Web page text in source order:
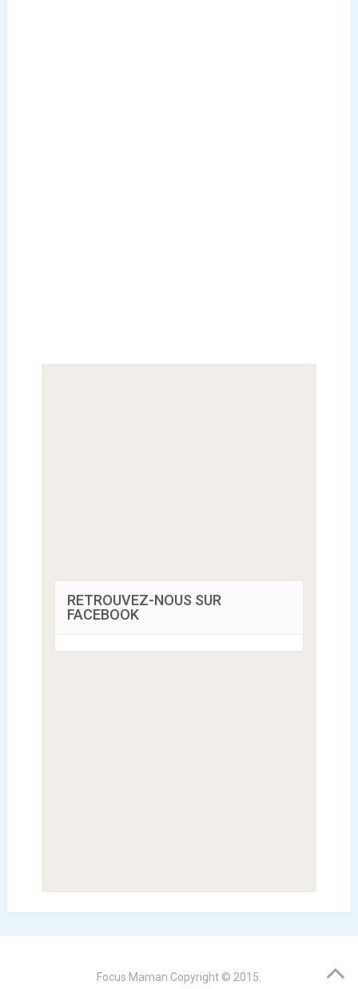
RETROUVEZ-NOUS SUR
FACEBOOK
Focus Maman Copyright © 2015.